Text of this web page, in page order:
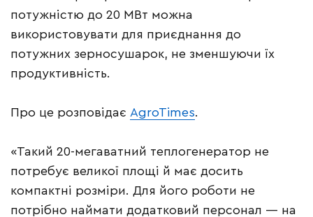
потужністю до 20 МВт можна
використовувати для приєднання до
потужних зерносушарок, не зменшуючи їх
продуктивність.
Про це розповідає AgroTimes.
«Такий 20-мегаватний теплогенератор не
потребує великої площі й має досить
компактні розміри. Для його роботи не
потрібно наймати додатковий персонал — на